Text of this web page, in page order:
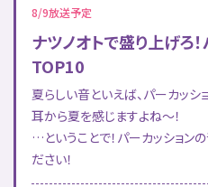
8/9放送予定
ナツノオトで盛り上げろ
TOP10
夏らしい音といえば、パーカッシ
耳から夏を感じますよね～！
…ということで！パーカッション
ださい！